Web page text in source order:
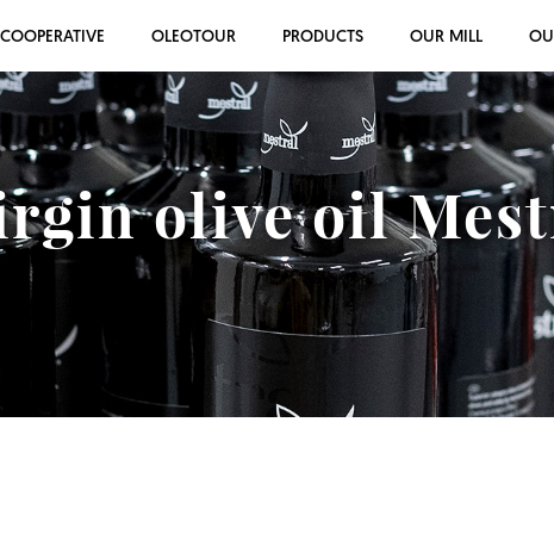
OLEOTOUR PRODUCTS OUR MILL
olive oil